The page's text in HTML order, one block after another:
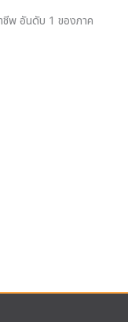
พ อันดับ 1 ของภาค